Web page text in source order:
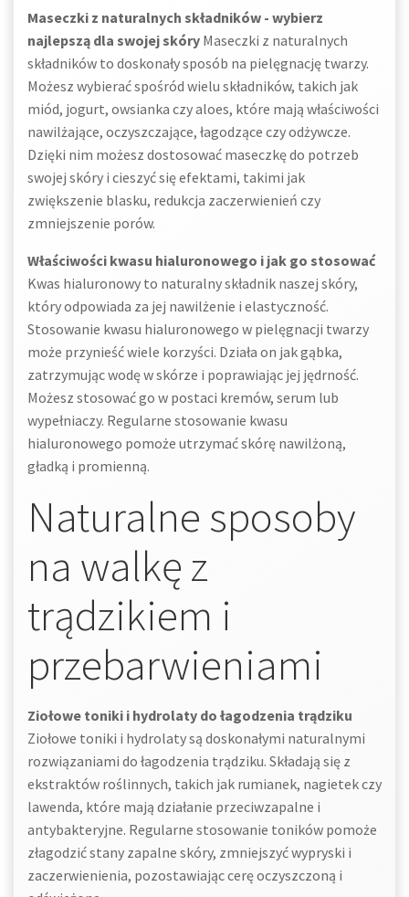
Maseczki z naturalnych składników - wybierz
najlepszą dla swojej skóry Maseczki z naturalnych
składników to doskonały sposób na pielęgnację twarzy.
Możesz wybierać spośród wielu składników, takich jak
miód, jogurt, owsianka czy aloes, które mają właściwości
nawilżające, oczyszczające, łagodzące czy odżywcze.
Dzięki nim możesz dostosować maseczkę do potrzeb
swojej skóry i cieszyć się efektami, takimi jak
zwiększenie blasku, redukcja zaczerwienień czy
zmniejszenie porów.
Właściwości kwasu hialuronowego i jak go stosować
Kwas hialuronowy to naturalny składnik naszej skóry,
który odpowiada za jej nawilżenie i elastyczność.
Stosowanie kwasu hialuronowego w pielęgnacji twarzy
może przynieść wiele korzyści. Działa on jak gąbka,
zatrzymując wodę w skórze i poprawiając jej jędrność.
Możesz stosować go w postaci kremów, serum lub
wypełniaczy. Regularne stosowanie kwasu
hialuronowego pomoże utrzymać skórę nawilżoną,
gładką i promienną.
Naturalne sposoby
na walkę z
trądzikiem i
przebarwieniami
Ziołowe toniki i hydrolaty do łagodzenia trądziku
Ziołowe toniki i hydrolaty są doskonałymi naturalnymi
rozwiązaniami do łagodzenia trądziku. Składają się z
ekstraktów roślinnych, takich jak rumianek, nagietek czy
lawenda, które mają działanie przeciwzapalne i
antybakteryjne. Regularne stosowanie toników pomoże
złagodzić stany zapalne skóry, zmniejszyć wypryski i
zaczerwienienia, pozostawiając cerę oczyszczoną i